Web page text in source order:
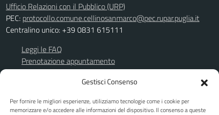
Gestisci Consenso
Per fornire le migliori esperienze, utilizziamo tecnologie come i cookie per
memorizzare e/o accedere alle informazioni del dispositivo. Il consenso a queste
Ufficio Relazioni con il Pubblico (URP)
PEC: protocollo.comune.cellinosanmarco@pec.rupar.puglia.it
Centralino unico: +39 0831 615111
Leggi le FAQ
Prenotazione appuntamento
Richiesta assistenza
Segnalazione disservizio
Albo Pretorio